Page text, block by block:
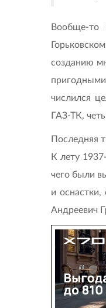
Вообще-то
созданию
числился
ГАЗ-ТК,
Последняя
К лету
чего были
и
Андреевич